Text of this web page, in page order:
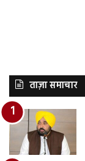
ताज़ा समाचार